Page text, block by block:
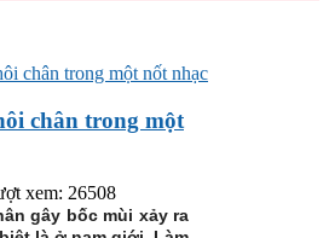
chân trong một nốt nhạc
chân trong một
xem: 26508
gây bốc mùi xảy ra